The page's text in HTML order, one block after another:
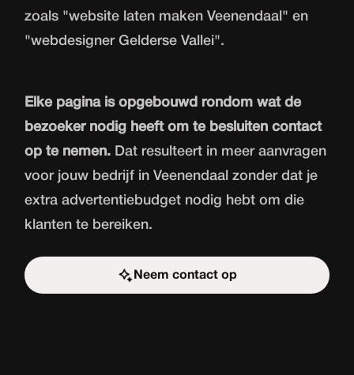
zoals "website laten maken Veenendaal" en
"webdesigner Gelderse Vallei".
Elke pagina is opgebouwd rondom wat de
bezoeker nodig heeft om te besluiten contact
op te nemen. Dat resulteert in meer aanvragen
voor jouw bedrijf in Veenendaal zonder dat je
extra advertentiebudget nodig hebt om die
klanten te bereiken.
Neem contact op
Start de uitdaging